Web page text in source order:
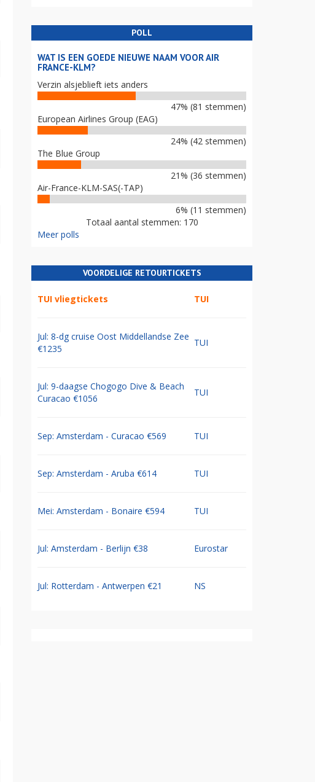
POLL
WAT IS EEN GOEDE NIEUWE NAAM VOOR AIR
FRANCE-KLM?
Verzin alsjeblieft iets anders
47% (81 stemmen)
European Airlines Group (EAG)
24% (42 stemmen)
The Blue Group
21% (36 stemmen)
Air-France-KLM-SAS(-TAP)
6% (11 stemmen)
Totaal aantal stemmen: 170
Meer polls
VOORDELIGE RETOURTICKETS
TUI vliegtickets TUI
Jul: 8-dg cruise Oost Middellandse Zee
€1235
TUI
Jul: 9-daagse Chogogo Dive & Beach
Curacao €1056
TUI
Sep: Amsterdam - Curacao €569 TUI
Sep: Amsterdam - Aruba €614 TUI
Mei: Amsterdam - Bonaire €594 TUI
Jul: Amsterdam - Berlijn €38 Eurostar
Jul: Rotterdam - Antwerpen €21 NS